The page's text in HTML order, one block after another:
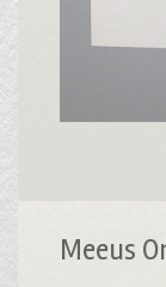
Meeus